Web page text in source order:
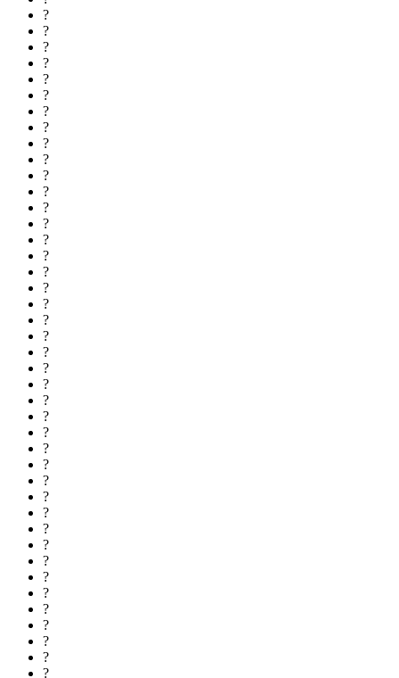
?
?
?
?
?
?
?
?
?
?
?
?
?
?
?
?
?
?
?
?
?
?
?
?
?
?
?
?
?
?
?
?
?
?
?
?
?
?
?
?
?
?